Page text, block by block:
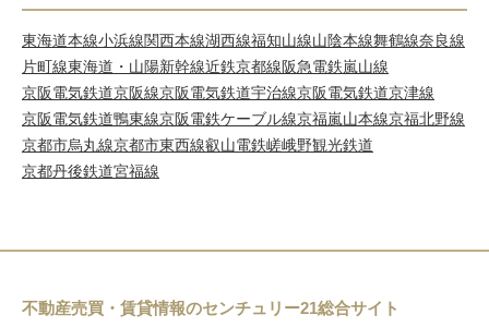
東海道本線小浜線関西本線湖西線福知山線山陰本線舞鶴線奈良線
片町線東海道・山陽新幹線近鉄京都線阪急電鉄嵐山線
京阪電気鉄道京阪線京阪電気鉄道宇治線京阪電気鉄道京津線
京阪電気鉄道鴨東線京阪電鉄ケーブル線京福嵐山本線京福北野線
京都市烏丸線京都市東西線叡山電鉄嵯峨野観光鉄道
京都丹後鉄道宮福線
不動産売買・賃貸情報のセンチュリー21総合サイト